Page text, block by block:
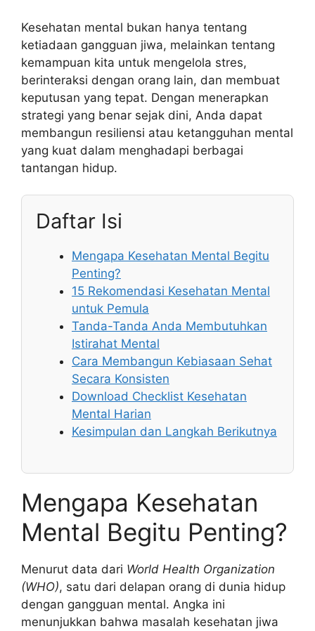
Kesehatan mental bukan hanya tentang
ketiadaan gangguan jiwa, melainkan tentang
kemampuan kita untuk mengelola stres,
berinteraksi dengan orang lain, dan membuat
keputusan yang tepat. Dengan menerapkan
strategi yang benar sejak dini, Anda dapat
membangun resiliensi atau ketangguhan mental
yang kuat dalam menghadapi berbagai
tantangan hidup.
Daftar Isi
Mengapa Kesehatan Mental Begitu
Penting?
15 Rekomendasi Kesehatan Mental
untuk Pemula
Tanda-Tanda Anda Membutuhkan
Istirahat Mental
Cara Membangun Kebiasaan Sehat
Secara Konsisten
Download Checklist Kesehatan
Mental Harian
Kesimpulan dan Langkah Berikutnya
Mengapa Kesehatan
Mental Begitu Penting?
Menurut data dari World Health Organization
(WHO), satu dari delapan orang di dunia hidup
dengan gangguan mental. Angka ini
menunjukkan bahwa masalah kesehatan jiwa